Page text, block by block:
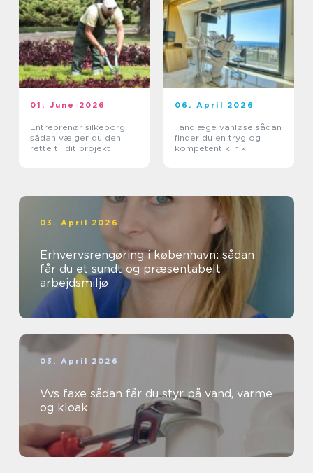
01. June 2026
Entreprenør silkeborg
sådan vælger du den
rette til dit projekt
06. April 2026
Tandlæge vanløse sådan
finder du en tryg og
kompetent klinik
03. April 2026
Erhvervsrengøring i københavn: sådan
får du et sundt og præsentabelt
arbejdsmiljø
03. April 2026
Vvs faxe sådan får du styr på vand, varme
og kloak